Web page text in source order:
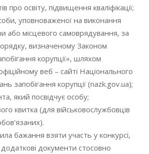
про освіту, підвищення кваліфікації;
уповноваженої на виконання
або місцевого самоврядування, за
визначеному Законом
корупції», шляхом
веб – сайті Національного
запобігання корупції (nazk.gov.ua);
який посвідчує особу;
квитка (для військовослужбовців
бажання взяти участь у конкурсі,
документи стосовно